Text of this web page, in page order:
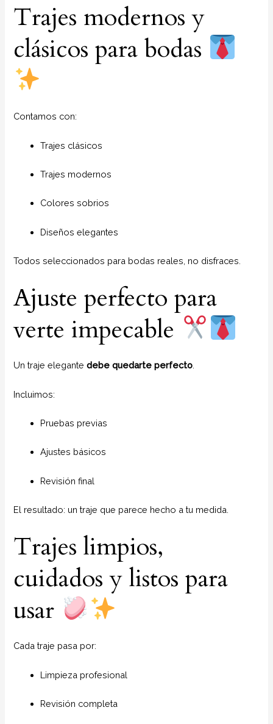
Trajes modernos y
clásicos para bodas
Contamos con:
Trajes clásicos
Trajes modernos
Colores sobrios
Diseños elegantes
Todos seleccionados para bodas reales, no disfraces.
Ajuste perfecto para
verte impecable
Un traje elegantedebe quedarte perfecto
Incluimos:
Pruebas previas
Ajustes básicos
Revisión final
El resultado: un traje que parece hecho a tu medida.
Trajes limpios,
cuidados y listos para
usar
Cada traje pasa por:
Limpieza profesional
Revisión completa